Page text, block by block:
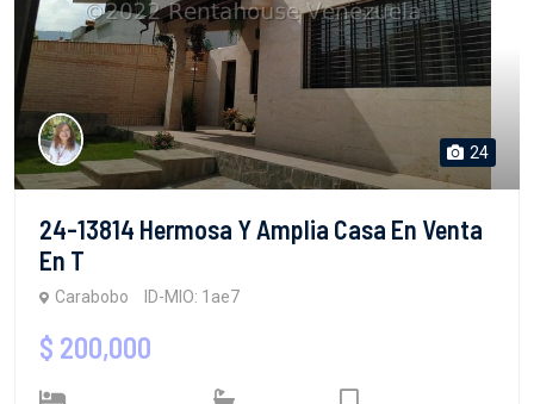
24
24-13814 Hermosa Y Amplia Casa En Venta
En T
Carabobo ID-MIO: 1ae7
$ 200,000